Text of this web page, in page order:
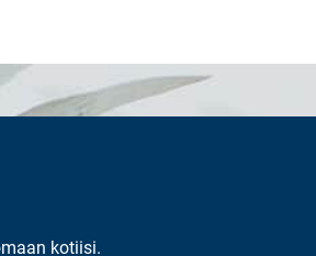
kotiisi.